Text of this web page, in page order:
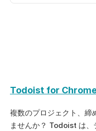
Todoist for Chrome
複数のプロジェクト、締
ませんか？ Todoist は